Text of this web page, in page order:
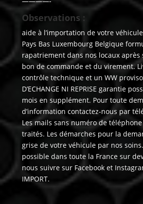
Observations :
aide à l’importation de votre
Pays Bas Luxembourg Belgique
rapatriement dans nos locaux après
bon de commande et du virement.
contrôle technique et un WW
D’ECHANGE NI REPRISE garantie
mois en supplément. Pour toute
d’information contactez-nous par
Les mails sans numéro de
traités. Les démarches pour la
grise de votre véhicule par nos
possible dans toute la France sur
nous suivre sur Facebook et
IMPORT.